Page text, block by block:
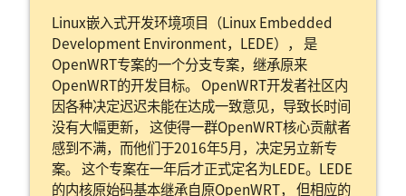
Linux嵌入式开发环境项目（Linux Embedded
Development Environment，LEDE）， 是
OpenWRT专案的一个分支专案，继承原来
OpenWRT的开发目标。 OpenWRT开发者社区内
因各种决定迟迟未能在达成一致意见，导致长时间
没有大幅更新， 这使得一群OpenWRT核心贡献者
感到不满，而他们于2016年5月，决定另立新专
案。 这个专案在一年后才正式定名为LEDE。LEDE
的内核原始码基本继承自原OpenWRT， 但相应的